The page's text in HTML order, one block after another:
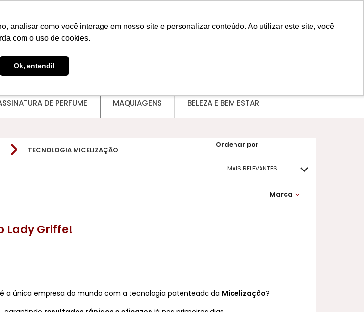
analisar como você interage em nosso site e personalizar conteúdo. Ao utilizar este site, você
com o uso de cookies.
Ok, entendi!
DE PERFUME MAQUIAGENS BELEZA E BEM ESTAR
TECNOLOGIA MICELIZAÇÃO
Ordenar por
MAIS RELEVANTES
MAIS VENDIDOSMarca
Lady Griffe!
a única empresa do mundo com a tecnologia patenteada da Micelização?